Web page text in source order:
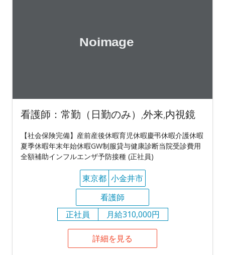
看護師：常勤（日勤のみ）,外来,内視鏡
【社会保険完備】産前産後休暇育児休暇慶弔休暇介護休暇
夏季休暇年末年始休暇GW制服貸与健康診断当院受診費用
全額補助インフルエンザ予防接種 (正社員)
東京都 小金井市
看護師
正社員
月給310,000円
詳細を見る